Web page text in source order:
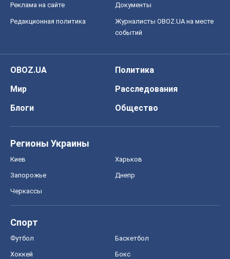
Реклама на сайте Документы
Редакционная политика
Журналисты OBOZ.UA на месте
событий
OBOZ.UA
Политика
Мир
Расследования
Блоги
Общество
Регионы Украины
Киев Харьков
Запорожье Днепр
Черкассы
Спорт
Футбол Баскетбол
Хоккей Бокс